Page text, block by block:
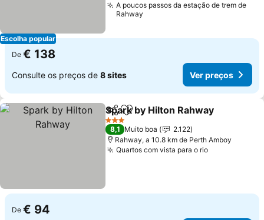
Escolha popular
A poucos passos da estação de trem de
Rahway
De € 138
Consulte os preços de 8 sites Ver preços
PartilharAdicionar aos favoritos
Spark by Hilton Rahway
3 Estrelas
8,1 Muito boa
2.122
Rahway, a 10.8 km de Perth Amboy
Quartos com vista para o rio
De € 94